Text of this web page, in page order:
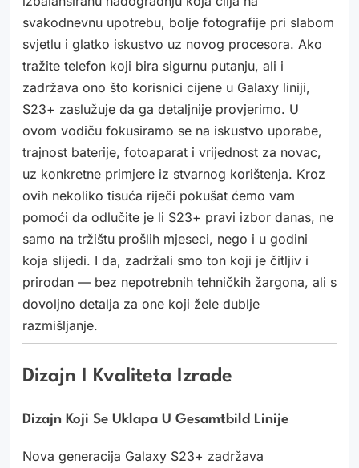
svakodnevnu upotrebu, bolje fotografije pri slabom
svjetlu i glatko iskustvo uz novog procesora. Ako
tražite telefon koji bira sigurnu putanju, ali i
zadržava ono što korisnici cijene u Galaxy liniji,
S23+ zaslužuje da ga detaljnije provjerimo. U
ovom vodiču fokusiramo se na iskustvo uporabe,
trajnost baterije, fotoaparat i vrijednost za novac,
uz konkretne primjere iz stvarnog korištenja. Kroz
ovih nekoliko tisuća riječi pokušat ćemo vam
pomoći da odlučite je li S23+ pravi izbor danas, ne
samo na tržištu prošlih mjeseci, nego i u godini
koja slijedi. I da, zadržali smo ton koji je čitljiv i
prirodan — bez nepotrebnih tehničkih žargona, ali s
dovoljno detalja za one koji žele dublje
razmišljanje.
Dizajn I Kvaliteta Izrade
Dizajn Koji Se Uklapa U Gesamtbild Linije
Nova generacija Galaxy S23+ zadržava